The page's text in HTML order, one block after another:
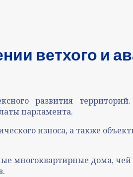
ветхого и
развития
парламента.
износа, а также
многоквартирные дома,